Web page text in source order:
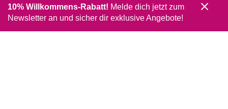
10% Willkommens-Rabatt! Melde dich jetzt zum
Newsletter an und sicher dir exklusive Angebote!